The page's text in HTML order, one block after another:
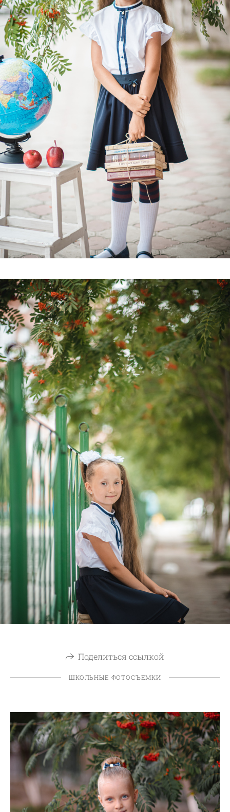
Поделиться ссылкой
ШКОЛЬНЫЕ ФОТОСЪЕМКИ